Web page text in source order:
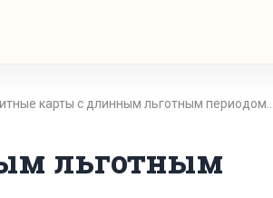
карты с длинным льготным
льготным